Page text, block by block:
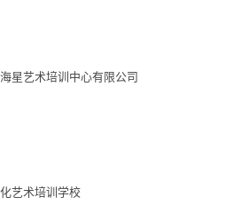
星艺术培训中心有限公司
艺术培训学校